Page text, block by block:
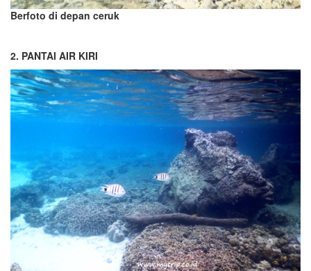
Berfoto di depan ceruk
2. PANTAI AIR KIRI